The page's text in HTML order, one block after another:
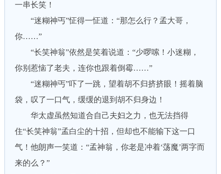
一串长笑！
“迷糊神丐”怔得一怔道：“那怎么行？孟大哥，
你……”
“长笑神翁”依然是笑着说道：“少啰嗦！小迷糊，
你别惹恼了老夫，连你也跟着倒霉……”
“迷糊神丐”吓了一跳，望着胡不归挤挤眼！摇着脑
袋，叹了一口气，缓缓的退到胡不归身边！
华太虚虽然知道合自己夫妇之力，也无法挡得
住“长笑神翁”孟白尘的十招，但却也不能输下这一口
气！他朗声一笑道：“孟神翁，你老是冲着‘荡魔’两字而
来的么？”